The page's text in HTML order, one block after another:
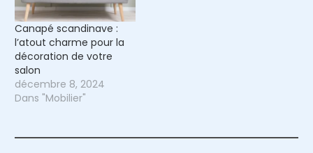
Canapé scandinave :
l’atout charme pour la
décoration de votre
salon
décembre 8, 2024
Dans "Mobilier"